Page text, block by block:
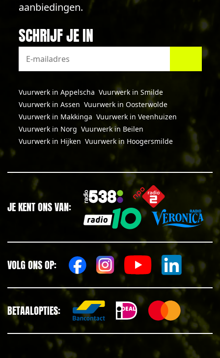
aanbiedingen.
SCHRIJF JE IN
Vuurwerk in Appelscha Vuurwerk in Smilde
Vuurwerk in Assen Vuurwerk in Oosterwolde
Vuurwerk in Makkinga Vuurwerk in Veenhuizen
Vuurwerk in Norg Vuurwerk in Beilen
Vuurwerk in Hijken Vuurwerk in Hoogersmilde
JE KENT ONS VAN:
VOLG ONS OP:
BETAALOPTIES: